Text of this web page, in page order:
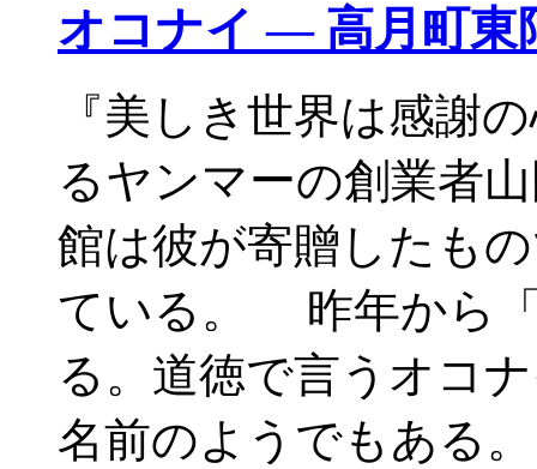
オコナイ — 高月町東
『美しき世界は感謝
るヤンマーの創業者
館は彼が寄贈したも
ている。 昨年から
る。道徳で言うオコ
名前のようでもある